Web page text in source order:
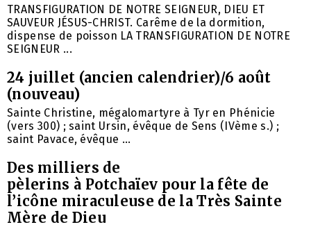
TRANSFIGURATION DE NOTRE SEIGNEUR, DIEU ET
SAUVEUR JÉSUS-CHRIST. Carême de la dormition,
dispense de poisson LA TRANSFIGURATION DE NOTRE
SEIGNEUR ...
24 juillet (ancien calendrier)/6 août
(nouveau)
Sainte Christine, mégalomartyre à Tyr en Phénicie
(vers 300) ; saint Ursin, évêque de Sens (IVème s.) ;
saint Pavace, évêque ...
Des milliers de
pèlerins à Potchaïev pour la fête de
l’icône miraculeuse de la Très Sainte
Mère de Dieu